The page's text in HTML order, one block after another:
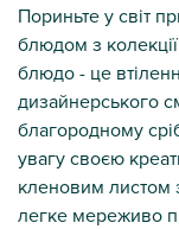
Пориньте у світ
блюдом з
блюдо - це
дизайнерського
благородному
увагу своєю
кленовим листом
легке мереживо